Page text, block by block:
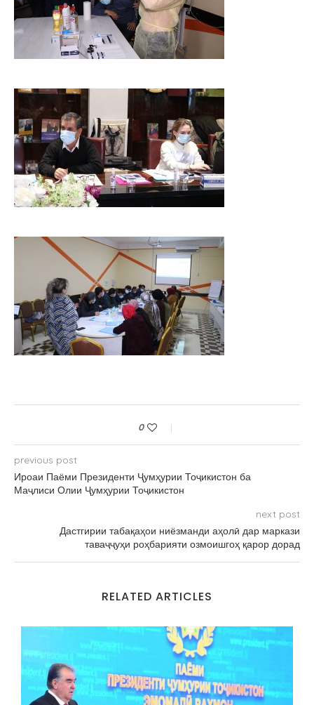
0
previous post
Ироаи Паёми Президенти Ҷумҳурии Тоҷикистон ба
Маҷлиси Олии Ҷумҳурии Тоҷикистон
next post
Дастгирии табақаҳои ниёзманди аҳолӣ дар маркази
таваҷҷуҳи роҳбарияти озмоишгоҳ қарор дорад
RELATED ARTICLES